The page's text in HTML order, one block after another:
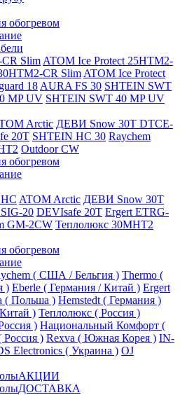
обогревом
Slim ATOM Ice Protect 25HTM2-
CR Slim ATOM Ice Protect
18 AURA FS 30 SHTEIN SWT
MP UV SHTEIN SWT 40 MP UV
Arctic ДЕВИ Snow 30T DTCE-
20T SHTEIN HC 30 Raychem
Outdoor CW
обогревом
ATOM Arctic ДЕВИ Snow 30T
20 DEVIsafe 20T Ergert ETRG-
GM-2CW Теплолюкс 30МНТ2
обогревом
( США / Бельгия ) Thermo (
) Eberle ( Германия / Китай ) Ergert
( Польша ) Hemstedt ( Германия )
) Теплолюкс ( Россия )
) Национальный Комфорт (
Россия ) Rexva ( Южная Корея ) IN-
Electronics ( Украина ) OJ
АКЦИИ
ДОСТАВКА